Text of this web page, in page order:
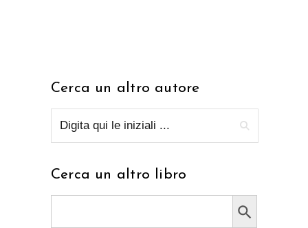
Cerca un altro autore
Cerca un altro libro
Search Button